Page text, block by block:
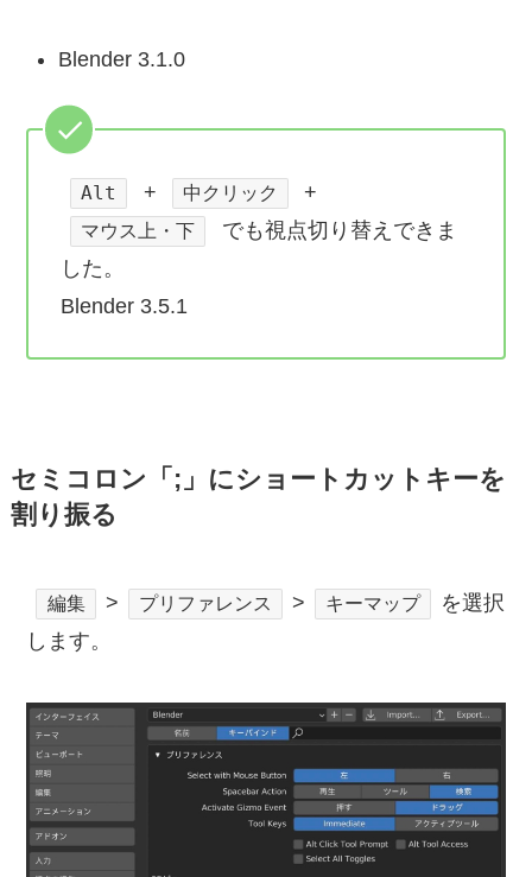
Blender 3.1.0
Alt + 中クリック +
マウス上・下
でも視点切り替えできま
した。
Blender 3.5.1
セミコロン「;」にショートカットキーを
割り振る
編集 > プリファレンス > キーマップ
を選択
します。